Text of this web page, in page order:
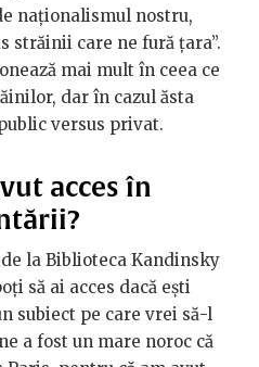
naționalismul nostru,
străinii care ne fură țara”.
mai mult în ceea ce
dar în cazul ăsta
versus privat.
acces în
la Biblioteca Kandinsky
să ai acces dacă ești
subiect pe care vrei să-l
a fost un mare noroc că